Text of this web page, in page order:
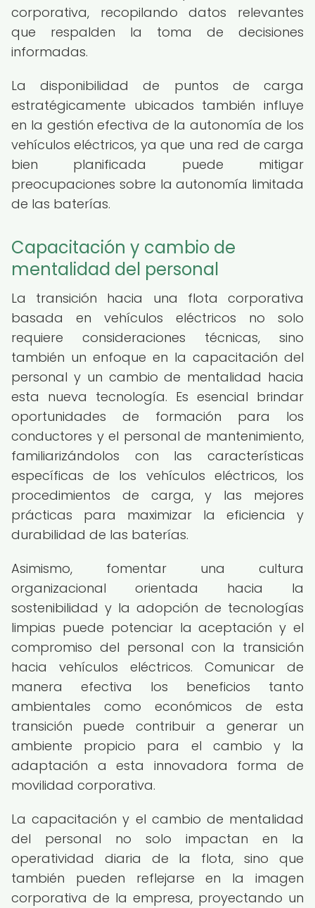
corporativa, recopilando datos relevantes
que respalden la toma de decisiones
informadas.
La disponibilidad de puntos de carga
estratégicamente ubicados también influye
en la gestión efectiva de la autonomía de los
vehículos eléctricos, ya que una red de carga
bien planificada puede mitigar
preocupaciones sobre la autonomía limitada
de las baterías.
Capacitación y cambio de
mentalidad del personal
La transición hacia una flota corporativa
basada en vehículos eléctricos no solo
requiere consideraciones técnicas, sino
también un enfoque en la capacitación del
personal y un cambio de mentalidad hacia
esta nueva tecnología. Es esencial brindar
oportunidades de formación para los
conductores y el personal de mantenimiento,
familiarizándolos con las características
específicas de los vehículos eléctricos, los
procedimientos de carga, y las mejores
prácticas para maximizar la eficiencia y
durabilidad de las baterías.
Asimismo, fomentar una cultura
organizacional orientada hacia la
sostenibilidad y la adopción de tecnologías
limpias puede potenciar la aceptación y el
compromiso del personal con la transición
hacia vehículos eléctricos. Comunicar de
manera efectiva los beneficios tanto
ambientales como económicos de esta
transición puede contribuir a generar un
ambiente propicio para el cambio y la
adaptación a esta innovadora forma de
movilidad corporativa.
La capacitación y el cambio de mentalidad
del personal no solo impactan en la
operatividad diaria de la flota, sino que
también pueden reflejarse en la imagen
corporativa de la empresa, proyectando un